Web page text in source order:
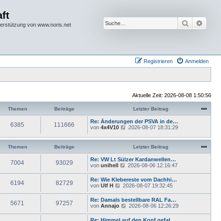
von www.noris.net Suche
Anmelden
Registrieren
Aktuelle Zeit: 2026-08-08 1:50:56
Themen Beiträge Letzter Beitrag
6385 111666
Re: Änderungen der PSVA in de…
von 4x4V10
N
u
e
r
B
e
i
r
a
g
2026-08-07 18:31:29
Themen Beiträge Letzter Beitrag
7004 93029
Re: VW Lt Sülzer Kardanwellen…
von unihell
N
e
s
t
e
r
e
2026-08-06 12:16:47
6194 82729
Re: Wie Klebereste vom Dachhi…
von Ulf H
N
u
e
s
t
2026-08-07 19:32:45
5671 97257
Re: Damals bestellbare RAL Fa…
von Annajo
N
u
2026-08-06 12:26:29
Re: Himmel auf den Kopf gefal…